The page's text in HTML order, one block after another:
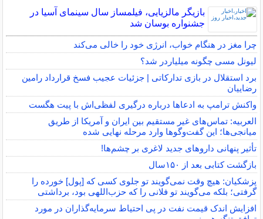
بازیگر مالزیایی، فیلمساز سال سینمای آسیا در
جشنواره بوسان شد
چرا مغز در هنگام خواب، انرژی خود را خالی می‌کند
لیونل مسی چگونه میلیاردر شد؟
برد استقلال در بازی تدارکاتی | جزئیات عجیب فسخ قرارداد رامین
رضاییان
واکنش ترامپ به ادعاها درباره درگیری لفظی‌اش با پیت هگست
العربیه: تماس‌های غیر مستقیم بین ایران و آمریکا از طریق
میانجی‌ها؛ این گفت‌و‌گو‌ها وارد مرحله نهایی شده
تأثیر پنهانی داروهای جدید لاغری بر چشم‌ها!
بازگشت کتابی بعد از ۱۵۰سال
پزشکیان: هیچ وقت نمی‌گویند تو جلوی کسی که [پول] خورده را
گرفتی؛ بلکه می‌گویند تو فلانی را که حزب‌اللهی بود، برداشتی
افزایش اندک قیمت نفت در پی احتیاط سرمایه‌گذاران در مورد